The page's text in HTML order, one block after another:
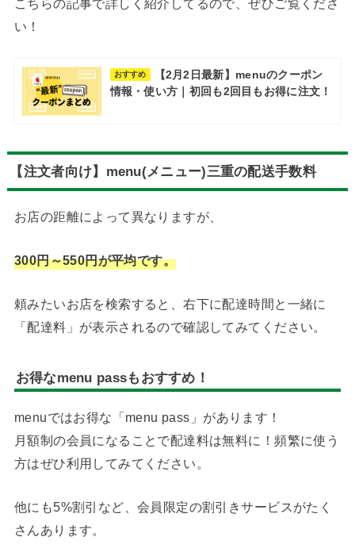
い！
おすすめ
【2月2日最新】menuのクーポン
情報・使い方｜初回も2回目もお得に注文！
【注文者向け】menu(メニュー)三重の配送手数料
お店の距離によって異なりますが、
300円～550円が平均です。
頼みたいお店を検索すると、右下に配達時間と一緒に
「配達料」が表示されるので確認してみてください。
お得なmenu passもおすすめ！
menuではお得な「menu pass」があります！
月額制の会員になることで配達料は無料に！頻繁に使う
方はぜひ利用してみてください。
他にも5%割引など、会員限定の割引きサービスがたく
さんあります。